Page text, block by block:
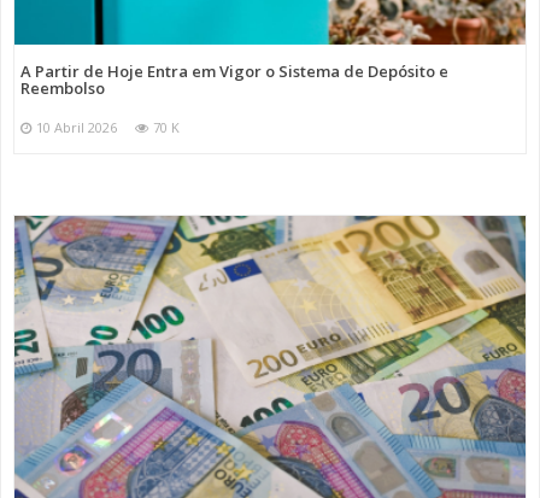
A Partir de Hoje Entra em Vigor o Sistema de Depósito e
Reembolso
10 Abril 2026 70 K